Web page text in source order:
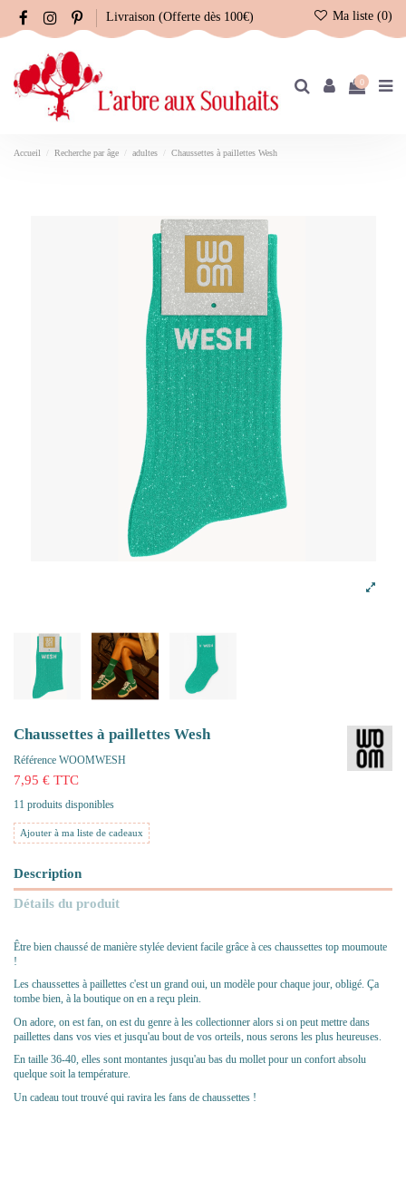
Livraison (Offerte dès 100€) Ma liste (0)
0
Accueil Recherche par âge adultes Chaussettes à paillettes Wesh
Chaussettes à paillettes Wesh
Référence WOOMWESH
7,95 € TTC
11 produits disponibles
Ajouter à ma liste de cadeaux
Description
Détails du produit
Être bien chaussé de manière stylée devient facile grâce à ces chaussettes top moumoute
!
Les chaussettes à paillettes c'est un grand oui, un modèle pour chaque jour, obligé. Ça
tombe bien, à la boutique on en a reçu plein.
On adore, on est fan, on est du genre à les collectionner alors si on peut mettre dans
paillettes dans vos vies et jusqu'au bout de vos orteils, nous serons les plus heureuses.
En taille 36-40, elles sont montantes jusqu'au bas du mollet pour un confort absolu
quelque soit la température.
Un cadeau tout trouvé qui ravira les fans de chaussettes !